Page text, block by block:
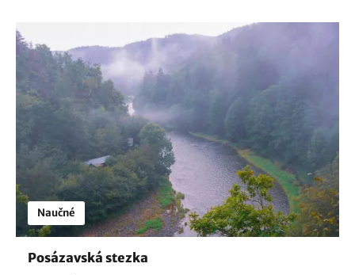
Naučné
Posázavská stezka